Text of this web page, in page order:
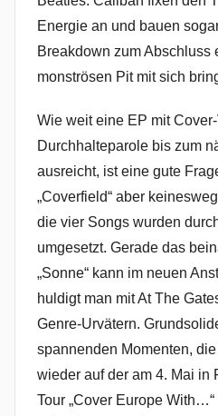
Energie an und bauen
Breakdown zum Abschluss
monströsen Pit mit sich
Wie weit eine EP mit
Durchhalteparole bis zum
ausreicht, ist eine gute
„Coverfield“ aber
die vier Songs wurden
umgesetzt. Gerade das
„Sonne“ kann im neuen
huldigt man mit At The
Genre-Urvätern.
spannenden Momenten,
wieder auf der am 4. Mai in
Tour „Cover Europe